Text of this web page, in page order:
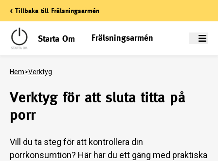
< Tillbaka till Frälsningsarmén
Starta Om Frälsningsarmén Meny
Hem>Verktyg
Verktyg för att sluta titta på
porr
Vill du ta steg för att kontrollera din
porrkonsumtion? Här har du ett gäng med praktiska